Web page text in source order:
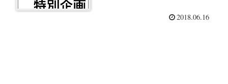
2018.06.16